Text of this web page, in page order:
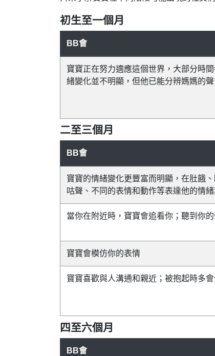
初生至一個月
BB會
寶寶正在努力適應這個世界，大部分時
緒變化並不明顯，但他已能分辨媽媽的
二至三個月
BB會
寶寶的情緒變化更豐富而明顯，在肚餓
咕聲、不同的表情和動作等表達他的情
當你在附近時，寶寶會追看你；聽到你
寶寶會模仿你的表情
寶寶喜歡與人溝通和親近；被抱起時多
四至六個月
BB會